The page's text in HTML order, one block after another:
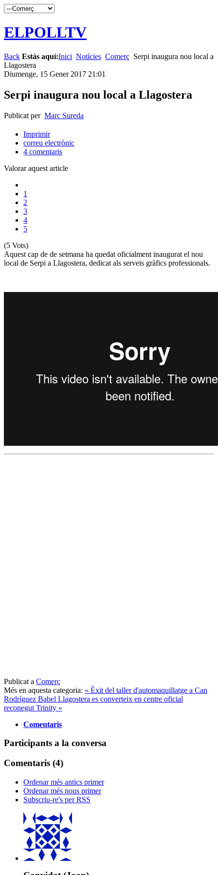
ELPOLLTV
Back Estàs aquí:Inici Notícies Comerç Serpi inaugura nou local a
Llagostera
Diumenge, 15 Gener 2017 21:01
Serpi inaugura nou local a Llagostera
Publicat per Marc Sureda
Imprimir
correu electrònic
4 comentaris
Valorar aquest article
1
2
3
4
5
(5 Vots)
Aquest cap de de setmana ha quedat oficialment inaugurat el nou
local de Serpi a Llagostera, dedicat als serveis gràfics professionals.
Publicat a Comerç
Més en aquesta categoria: « Èxit del taller d'automaquillatge a Can
Rodríguez Babel Llagostera es converteix en centre oficial
reconegut Trinity »
Comentaris
Participants a la conversa
Comentaris (4)
Ordenar més antics primer
Ordenar més nous primer
Subscriu-re's per RSS